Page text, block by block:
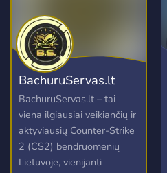
BachuruServas.lt
BachuruServas.lt – tai
viena ilgiausiai veikiančių ir
aktyviausių Counter-Strike
2 (CS2) bendruomenių
Lietuvoje, vienijanti